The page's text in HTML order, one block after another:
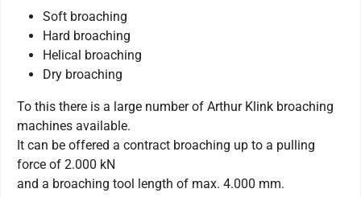
Soft broaching
Hard broaching
Helical broaching
Dry broaching
To this there is a large number of Arthur Klink broaching
machines available.
It can be offered a contract broaching up to a pulling
force of 2.000 kN
and a broaching tool length of max. 4.000 mm.